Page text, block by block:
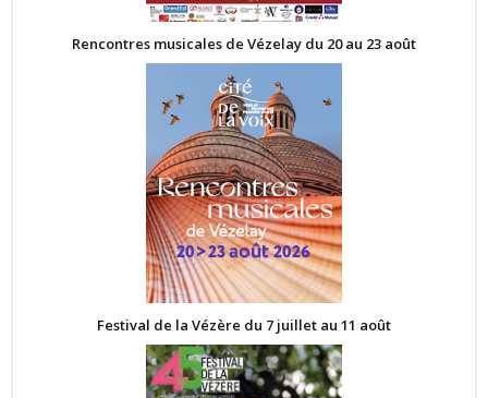
Rencontres musicales de Vézelay du 20 au 23 août
Festival de la Vézère du 7 juillet au 11 août